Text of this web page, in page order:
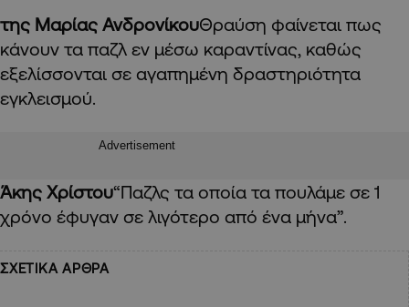
της Μαρίας ΑνδρονίκουΘραύση φαίνεται πως
κάνουν τα παζλ εν μέσω καραντίνας, καθώς
εξελίσσονται σε αγαπημένη δραστηριότητα
εγκλεισμού.
Advertisement
Άκης Χρίστου“Παζλς τα οποία τα πουλάμε σε 1
χρόνο έφυγαν σε λιγότερο από ένα μήνα”.
ΣΧΕΤΙΚΑ ΑΡΘΡΑ